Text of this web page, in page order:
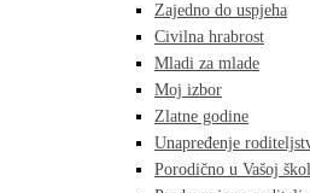
Zajedno do uspjeha
Civilna hrabrost
Mladi za mlade
Moj izbor
Zlatne godine
Unapređenje
Porodično u Vašoj